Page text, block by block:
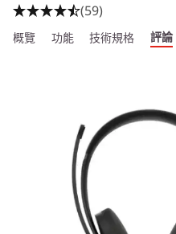
(59)
概覽 功能 技術規格 評論